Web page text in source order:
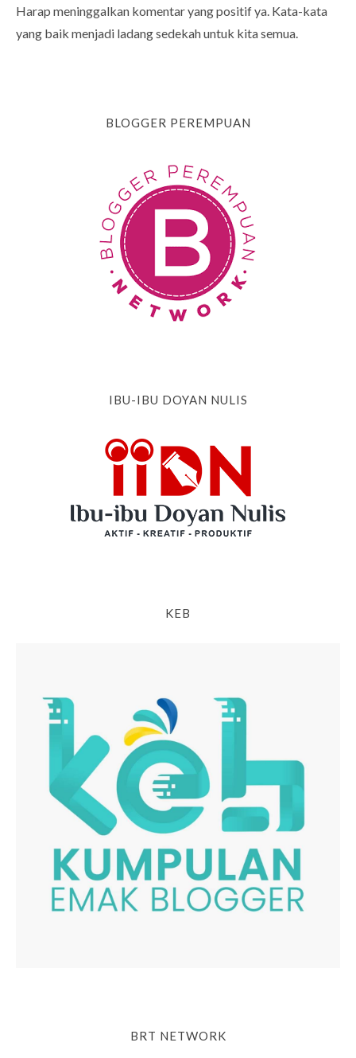
Harap meninggalkan komentar yang positif ya. Kata-kata
yang baik menjadi ladang sedekah untuk kita semua.
BLOGGER PEREMPUAN
IBU-IBU DOYAN NULIS
KEB
BRT NETWORK